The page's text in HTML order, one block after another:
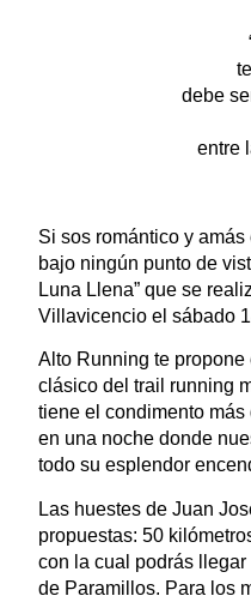
debe
entre
Si sos romántico y
bajo ningún punto de
Luna Llena” que se
Villavicencio el sábado
Alto Running te
clásico del trail running
tiene el condimento
en una noche donde
todo su esplendor
Las huestes de Juan
propuestas: 50
con la cual podrás
de Paramillos. Para los